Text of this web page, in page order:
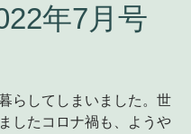
年7月号
らしてしまいました。世
したコロナ禍も、ようや